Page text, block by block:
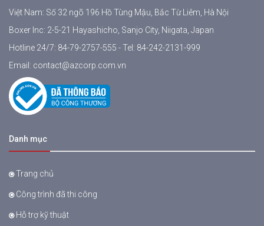
Việt Nam: Số 32 ngõ 196 Hồ Tùng Mậu, Bắc Từ Liêm, Hà Nội
Boxer Inc: 2-5-21 Hayashicho, Sanjo City, Niigata, Japan
Hotline 24/7: 84-79-2757-555 - Tel: 84-242-2131-999
Email: contact@azcorp.com.vn
Danh mục
Trang chủ
Công trình đã thi công
Hỗ trợ kỹ thuật